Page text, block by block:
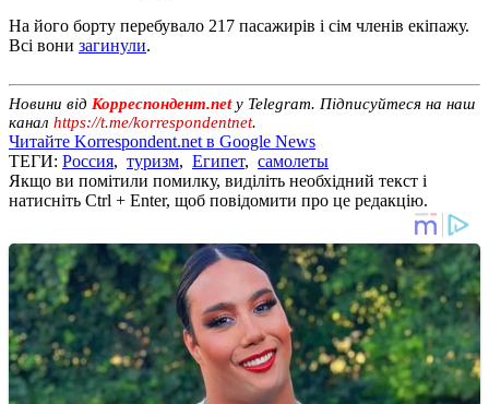
На його борту перебувало 217 пасажирів і сім членів екіпажу.
Всі вони загинули.
Новини від Корреспондент.netу Telegram. Підписуйтеся на наш
канал https://t.me/korrespondentnet.
Читайте Korrespondent.net в Google News
ТЕГИ: Россия, туризм, Египет, самолеты
Якщо ви помітили помилку, виділіть необхідний текст і
натисніть Ctrl + Enter, щоб повідомити про це редакцію.